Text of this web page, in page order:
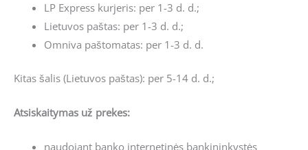
LP Express kurjeris: per 1-3 d. d.;
Lietuvos paštas: per 1-3 d. d.;
Omniva paštomatas: per 1-3 d. d.
Kitas šalis (Lietuvos paštas): per 5-14 d. d.;
Atsiskaitymas už prekes:
naudojant banko internetinės bankininkystės